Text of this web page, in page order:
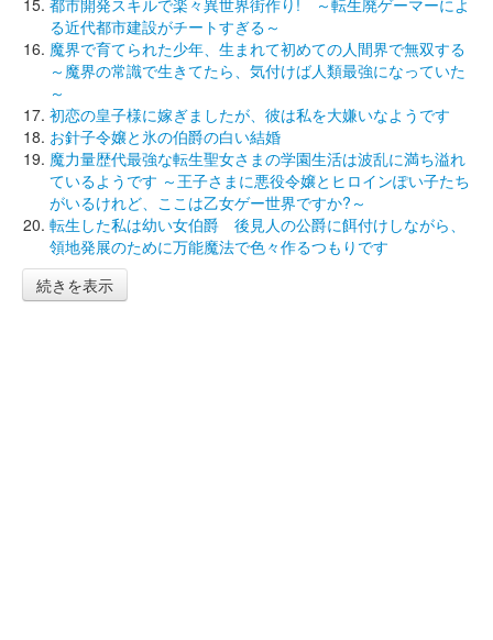
る近代都市建設がチートすぎる～
魔界で育てられた少年、生まれて初めての人間界で無双する
～魔界の常識で生きてたら、気付けば人類最強になっていた
～
初恋の皇子様に嫁ぎましたが、彼は私を大嫌いなようです
お針子令嬢と氷の伯爵の白い結婚
魔力量歴代最強な転生聖女さまの学園生活は波乱に満ち溢れ
ているようです ～王子さまに悪役令嬢とヒロインぽい子たち
がいるけれど、ここは乙女ゲー世界ですか?～
転生した私は幼い女伯爵 後見人の公爵に餌付けしながら、
領地発展のために万能魔法で色々作るつもりです
続きを表示